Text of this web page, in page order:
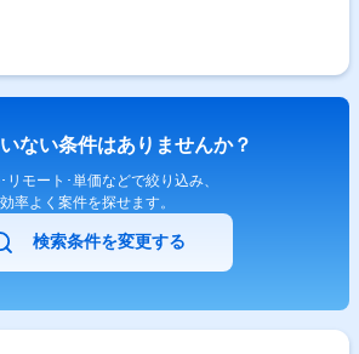
ない条件はありませんか？
リモート･単価などで絞り込み、
効率よく案件を探せます。
検索条件を変更する